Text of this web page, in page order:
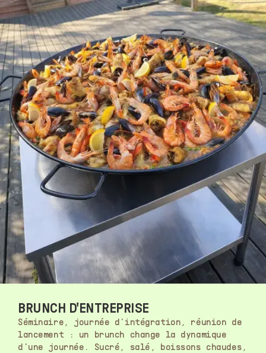
BRUNCH D'ENTREPRISE
Séminaire, journée d'intégration, réunion de
lancement : un brunch change la dynamique
d'une journée. Sucré, salé, boissons chaudes,